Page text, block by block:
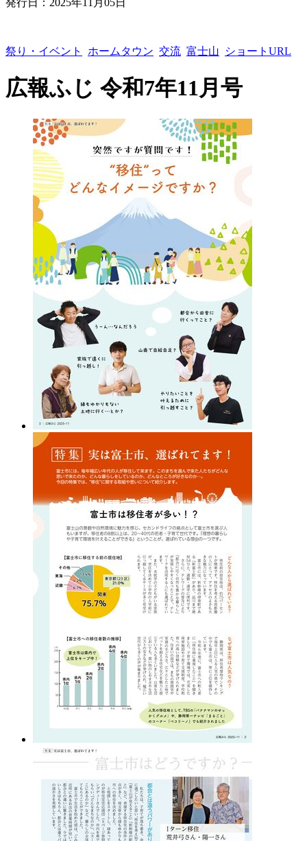
祭り・イベント ホームタウン 交流 富士山 ショートURL
広報ふじ 令和7年11月号